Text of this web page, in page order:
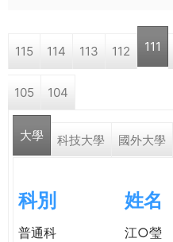
學a
r
e
e
115 114 113 112 111
105 104
大學 科技大學 國外大學
科別 姓名
普通科 江○瑩